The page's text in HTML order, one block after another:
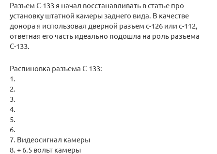
Разъем С-133 я начал восстанавливать в статье про
установку штатной камеры заднего вида. В качестве
донора я использовал дверной разъем с-126 или с-112,
ответная его часть идеально подошла на роль разъема
С-133.
Распиновка разъема С-133:
1.
2.
3.
4.
5.
6.
7. Видеосигнал камеры
8. + 6.5 вольт камеры